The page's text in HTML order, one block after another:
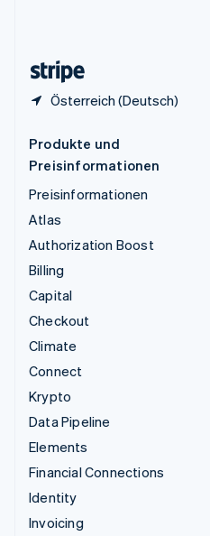
Österreich (Deutsch)
Produkte und
Preisinformationen
Preisinformationen
Atlas
Authorization Boost
Billing
Capital
Checkout
Climate
Connect
Krypto
Data Pipeline
Elements
Financial Connections
Identity
Invoicing